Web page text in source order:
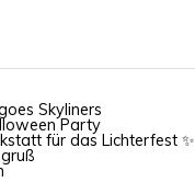
Skyliners
Party
für das Lichterfest ✨